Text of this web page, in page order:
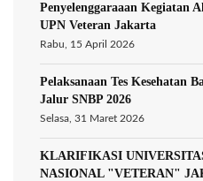
Penyelenggaraaan Kegiatan
UPN Veteran Jakarta
Rabu, 15 April 2026
Pelaksanaan Tes Kesehatan
Jalur SNBP 2026
Selasa, 31 Maret 2026
KLARIFIKASI
NASIONAL "VETERAN"